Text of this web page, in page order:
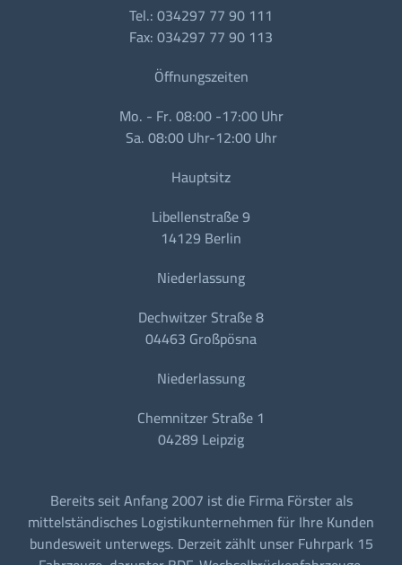
Tel.: 034297 77 90 111
Fax: 034297 77 90 113
Öffnungszeiten
Mo. - Fr. 08:00 -17:00 Uhr
Sa. 08:00 Uhr-12:00 Uhr
Hauptsitz
Libellenstraße 9
14129 Berlin
Niederlassung
Dechwitzer Straße 8
04463 Großpösna
Niederlassung
Chemnitzer Straße 1
04289 Leipzig
Bereits seit Anfang 2007 ist die Firma Förster als
mittelständisches Logistikunternehmen für Ihre Kunden
bundesweit unterwegs. Derzeit zählt unser Fuhrpark 15